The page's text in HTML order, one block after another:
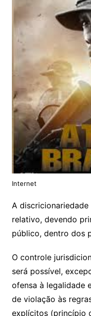
Internet
A
relativo, devendo
público, dentro dos
O controle
será possível,
ofensa à legalidade
de violação às
explícitos (princípio